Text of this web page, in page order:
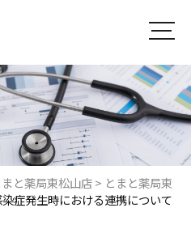
まと薬局東松山店> とまと薬局東
症発生時における連携について